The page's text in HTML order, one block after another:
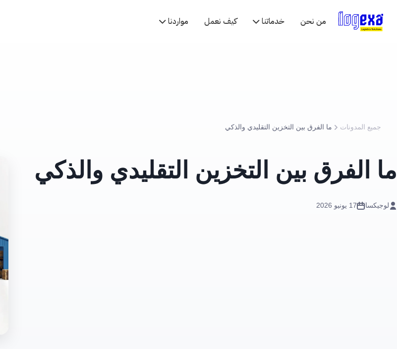
من نحن خدماتنا كيف نعمل مواردنا
جميع المدونات ما الفرق بين التخزين التقليدي والذكي
ما الفرق بين التخزين التقليدي والذكي
لوجيكسا 17 يونيو 2026